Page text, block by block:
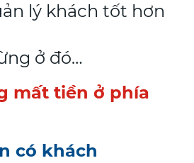
lý khách tốt hơn
ở đó…
mất tiền ở phía
có khách